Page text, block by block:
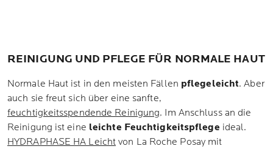
REINIGUNG UND PFLEGE FÜR NORMALE HAUT
Normale Haut ist in den meisten Fällen pflegeleicht. Aber
auch sie freut sich über eine sanfte,
feuchtigkeitsspendende Reinigung. Im Anschluss an die
Reinigung ist eine leichte Feuchtigkeitspflege ideal.
HYDRAPHASE HA Leicht von La Roche Posay mit